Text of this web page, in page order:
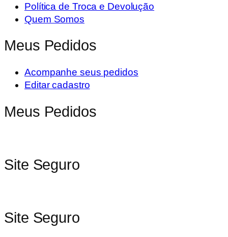
Política de Troca e Devolução
Quem Somos
Meus Pedidos
Acompanhe seus pedidos
Editar cadastro
Meus Pedidos
Site Seguro
Site Seguro